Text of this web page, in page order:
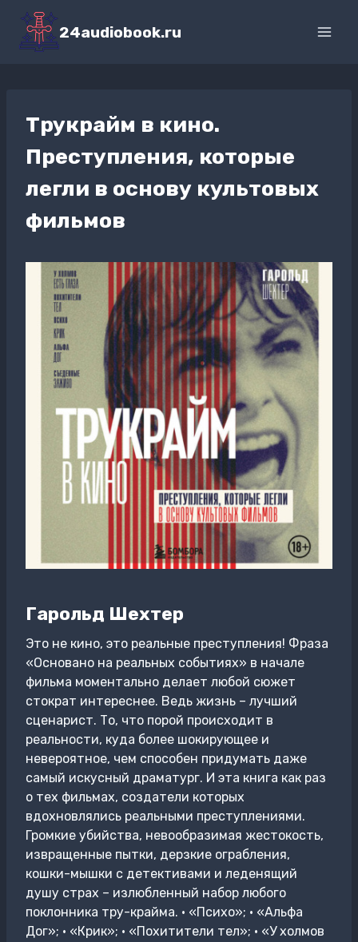
Перейти
содержимому
24audiobook.ru
Трукрайм в кино.
Преступления, которые
легли в основу культовых
фильмов
Гарольд Шехтер
Это не кино, это реальные преступления! Фраза
«Основано на реальных событиях» в начале
фильма моментально делает любой сюжет
стократ интереснее. Ведь жизнь – лучший
сценарист. То, что порой происходит в
реальности, куда более шокирующее и
невероятное, чем способен придумать даже
самый искусный драматург. И эта книга как раз
о тех фильмах, создатели которых
вдохновлялись реальными преступлениями.
Громкие убийства, невообразимая жестокость,
извращенные пытки, дерзкие ограбления,
кошки-мышки с детективами и леденящий
душу страх – излюбленный набор любого
поклонника тру-крайма. • «Психо»; • «Альфа
Дог»; • «Крик»; • «Похитители тел»; • «У холмов